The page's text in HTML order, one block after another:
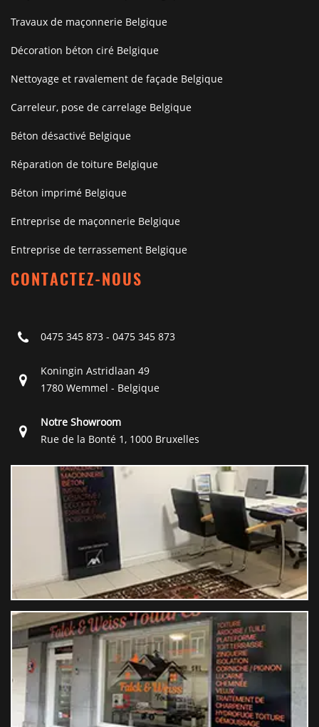
Travaux de maçonnerie Belgique
Décoration béton ciré Belgique
Nettoyage et ravalement de façade Belgique
Carreleur, pose de carrelage Belgique
Béton désactivé Belgique
Réparation de toiture Belgique
Béton imprimé Belgique
Entreprise de maçonnerie Belgique
Entreprise de terrassement Belgique
CONTACTEZ-NOUS
0475 345 873 - 0475 345 873
Koningin Astridlaan 49
1780 Wemmel - Belgique
Notre Showroom
Rue de la Bonté 1, 1000 Bruxelles